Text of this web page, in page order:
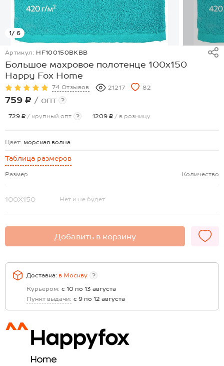
1/ 6
Артикул: HF100150BKBB
Большое махровое полотенце 100x150
Happy Fox Home
74 Отзывов 21217 82
759 ₽ / опт ?
729 ₽ / крупный опт ? 1209 ₽ / в розницу
Цвет: морская.волна
Таблица размеров
Размер Количество
100X150 Нет и не будет
Добавить в корзину
Доставка: в Москву
?
Курьером: с 10 по 13 августа
Пункт выдачи: с 9 по 12 августа